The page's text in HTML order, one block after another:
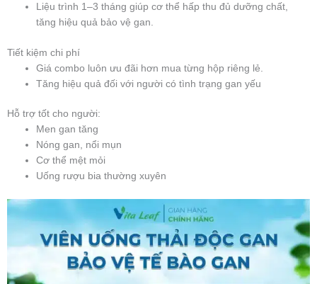
Liệu trình 1–3 tháng giúp cơ thể hấp thu đủ dưỡng chất,
tăng hiệu quả bảo vệ gan.
Tiết kiệm chi phí
Giá combo luôn ưu đãi hơn mua từng hộp riêng lẻ.
Tăng hiệu quả đối với người có tình trạng gan yếu
Hỗ trợ tốt cho người:
Men gan tăng
Nóng gan, nổi mụn
Cơ thể mệt mỏi
Uống rượu bia thường xuyên